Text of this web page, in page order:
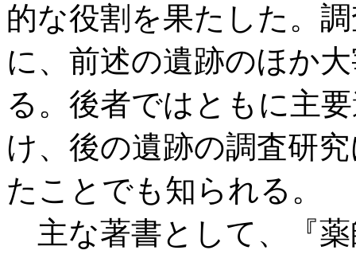
的な役割を果たした。
に、前述の遺跡のほか
る。後者ではともに主
け、後の遺跡の調査研
たことでも知られる。
主な著書として、『